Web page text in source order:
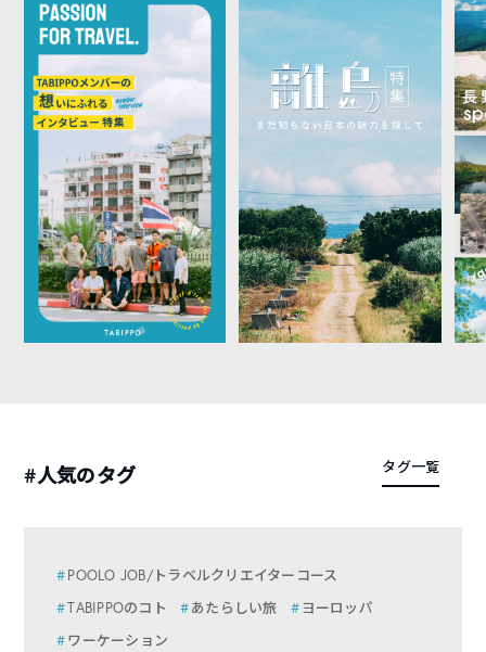
#人気のタグ タグ一覧
POOLO JOB/トラベルクリエイターコース
TABIPPOのコト
あたらしい旅
ヨーロッパ
ワーケーション